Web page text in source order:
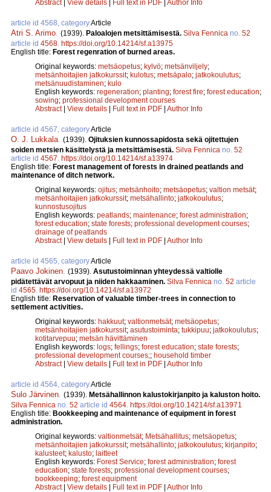
Abstract| View details | Full text in PDF | Author Info
article id 4568, categoryArticle
Atri S. Arimo (1939). Paloalojen metsittämisestä. Silva Fennica no. 52
article id 4568 https://doi.org/10.14214/sf.a13975
English title: Forest regenration of burned areas.
Original keywords: metsäopetus; kylvö; metsänviljely;
metsänhoitajien jatkokurssit; kulotus; metsäpalo; jatkokoulutus;
metsänuudistaminen; kulo
English keywords: regeneration; planting; forest fire; forest education;
sowing; professional development courses
Abstract| View details | Full text in PDF | Author Info
article id 4567, categoryArticle
O. J. Lukkala (1939). Ojituksien kunnossapidosta sekä ojitettujen
soiden metsien käsittelystä ja metsittämisestä. Silva Fennica no. 52
article id 4567 https://doi.org/10.14214/sf.a13974
English title: Forest management of forests in drained peatlands and
maintenance of ditch network.
Original keywords: ojitus; metsänhoito; metsäopetus; valtion metsät;
metsänhoitajien jatkokurssit; metsähallinto; jatkokoulutus;
kunnostusojitus
English keywords: peatlands; maintenance; forest administration;
forest education; state forests; professional development courses;
drainage of peatlands
Abstract| View details | Full text in PDF | Author Info
article id 4565, categoryArticle
Paavo Jokinen (1939). Asutustoiminnan yhteydessä valtiolle
pidätettävät arvopuut ja niiden hakkaaminen. Silva Fennica no. 52 article
id 4565 https://doi.org/10.14214/sf.a13972
English title: Reservation of valuable timber-trees in connection to
settlement activities.
Original keywords: hakkuut; valtionmetsät; metsäopetus;
metsänhoitajien jatkokurssit; asutustoiminta; tukkipuu; jatkokoulutus;
kotitarvepuu; metsän hävittäminen
English keywords: logs; fellings; forest education; state forests;
professional development courses;; household timber
Abstract| View details | Full text in PDF | Author Info
article id 4564, categoryArticle
Sulo Järvinen (1939). Metsähallinnon kalustokirjanpito ja kaluston hoito.
Silva Fennica no. 52 article id 4564 https://doi.org/10.14214/sf.a13971
English title: Bookkeeping and maintenance of equipment in forest
administration.
Original keywords: valtionmetsät; Metsähallitus; metsäopetus;
metsänhoitajien jatkokurssit; metsähallinto; jatkokoulutus; kirjanpito;
kalusteet; kalusto; laitteet
English keywords: Forest Service; forest administration; forest
education; state forests; professional development courses;
bookkeeping; forest equipment
Abstract| View details | Full text in PDF | Author Info